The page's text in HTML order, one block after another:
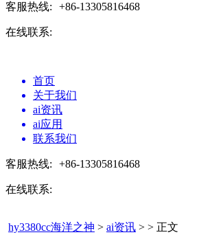
客服热线: +86-13305816468
在线联系:
首页
关于我们
ai资讯
ai应用
联系我们
客服热线: +86-13305816468
在线联系:
hy3380cc海洋之神 > ai资讯 > > 正文